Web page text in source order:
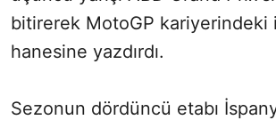
bitirerek MotoGP kariyerindeki
hanesine yazdırdı.
Sezonun dördüncü etabı